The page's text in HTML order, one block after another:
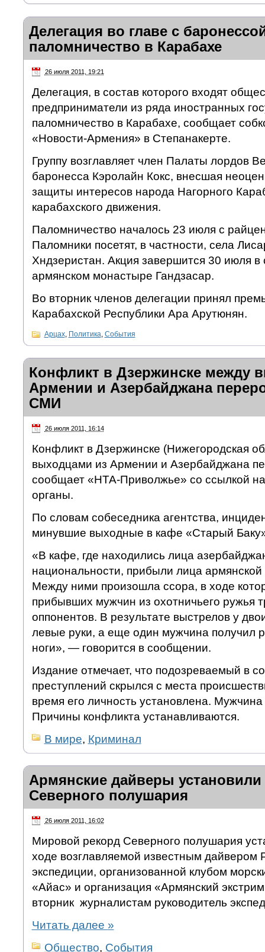
Делегация во главе с
паломничество в Карабахе
26 июля 2011, 19:21
Делегация, в состав которого входят
предприниматели из ряда иностранных
паломничество в Карабахе, сообщает
«Новости-Армения» в Степанакерте.
Группу возглавляет член Палаты лордов
баронесса Кэролайн Кокс, внесшая
защиты интересов народа Нагорного
карабахского движения.
Паломничество началось 23 июля с
Паломники посетят, в частности, села
Хндзеристан. Акция завершится 30 июля в
армянском монастыре Гандзасар.
Во вторник членов делегации принял
Карабахской Республики Ара Арутюнян.
Арцах, Политика, События
Конфликт в Дзержинске между
Армении и Азербайджана
СМИ
26 июля 2011, 16:14
Конфликт в Дзержинске (Нижегородская
выходцами из Армении и Азербайджана
сообщает «НТА-Приволжье» со ссылкой
органы.
По словам собеседника агентства,
минувшие выходные в кафе «Старый
«В кафе, где находились лица
национальности, прибыли лица
Между ними произошла ссора, в ходе
прибывших мужчин из охотничьего ружья
оппонентов. В результате выстрелов у
левые руки, а еще один мужчина получил
ноги», — говорится в сообщении.
Издание отмечает, что подозреваемый в
преступлений скрылся с места
время его личность установлена.
Причины конфликта устанавливаются.
В мире, Криминал
Армянские дайверы установили
Северного полушария
26 июля 2011, 16:02
Мировой рекорд Северного полушария
ходе возглавляемой известным
экспедиции, организованной клубом
«Айас» и организация «Армянский
вторник журналистам руководитель
Читать далее »
Общество, События